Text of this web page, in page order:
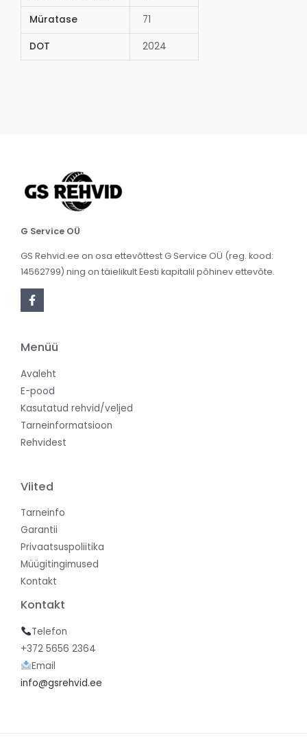
Müratase 71
DOT 2024
G Service OÜ
GS Rehvid.ee on osa ettevõttest G Service OÜ (reg. kood:
14562799) ning on täielikult Eesti kapitalil põhinev ettevõte.
Menüü
Avaleht
E-pood
Kasutatud rehvid/veljed
Tarneinformatsioon
Rehvidest
Viited
Tarneinfo
Garantii
Privaatsuspoliitika
Müügitingimused
Kontakt
Kontakt
Telefon
+372 5656 2364
Email
info@gsrehvid.ee